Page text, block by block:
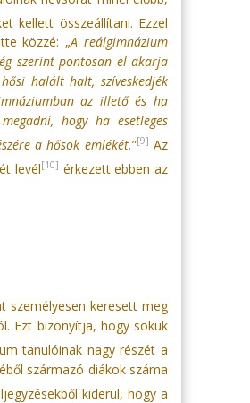
kellett összeállítani. Ezzel
közzé: „A reálgimnázium
szerint pontosan el akarja
halált halt, szíveskedjék
az illető és ha
hogy ha esetleges
a hősök emlékét.”[9] Az
levél[10] érkezett ebben az
személyesen keresett meg
Ezt bizonyítja, hogy sokuk
tanulóinak nagy részét a
származó diákok száma
kiderül, hogy a